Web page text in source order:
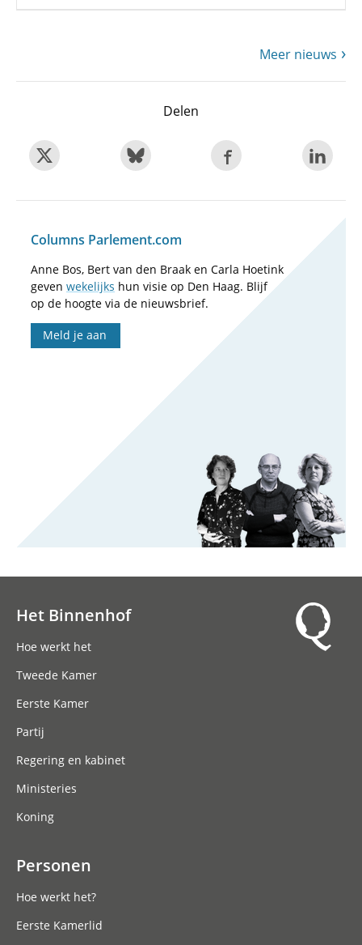
Meer nieuws
Delen
Columns Parlement.com
Anne Bos, Bert van den Braak en Carla Hoetink
geven wekelijks hun visie op Den Haag. Blijf
op de hoogte via de nieuwsbrief.
Meld je aan
Het Binnenhof
Hoe werkt het
Tweede Kamer
Eerste Kamer
Partij
Regering en kabinet
Ministeries
Koning
Personen
Hoe werkt het?
Eerste Kamerlid